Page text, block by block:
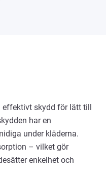
effektivt skydd för lätt till
har en
under kläderna.
– vilket gör
enkelhet och